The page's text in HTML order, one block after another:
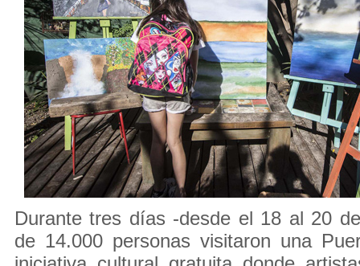
Durante tres días -desde el 18 al 20
de 14.000 personas visitaron una